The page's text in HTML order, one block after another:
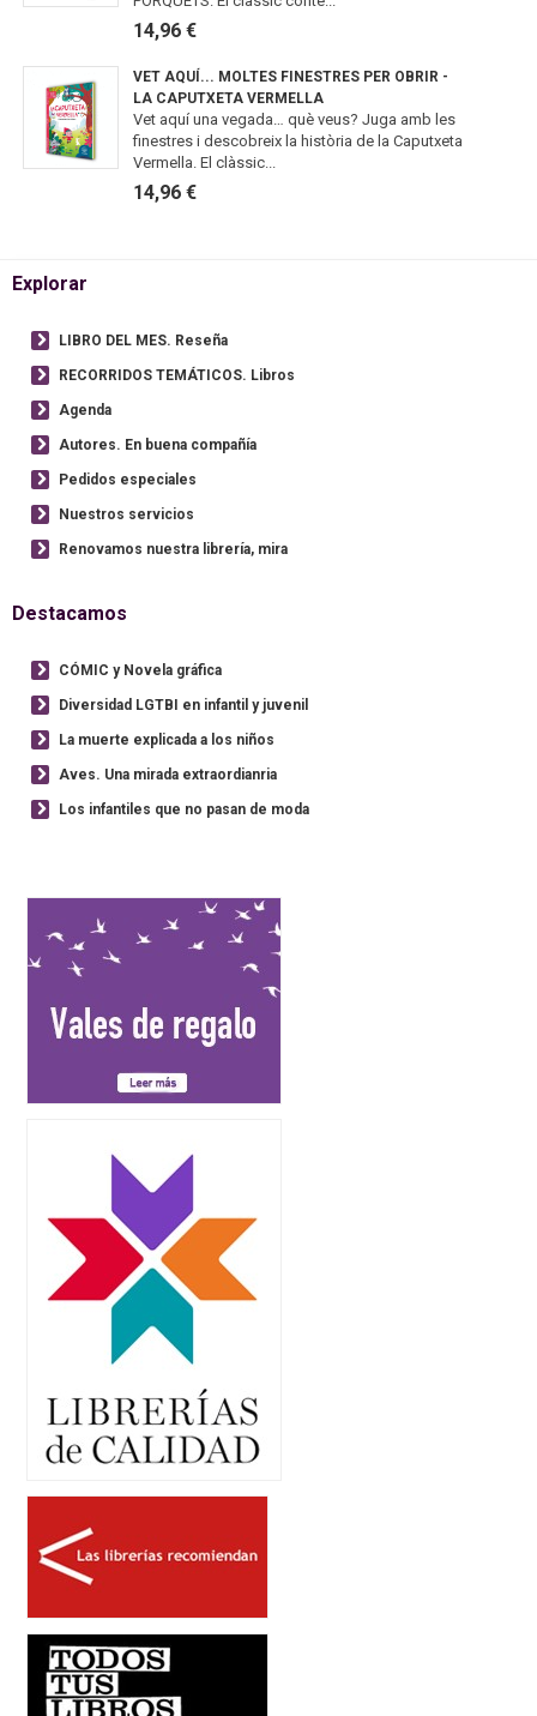
14,96 €
VET AQUÍ... MOLTES FINESTRES PER OBRIR -
LA CAPUTXETA VERMELLA
Vet aquí una vegada… què veus? Juga amb les
finestres i descobreix la història de la Caputxeta
Vermella. El clàssic...
14,96 €
Explorar
LIBRO DEL MES. Reseña
RECORRIDOS TEMÁTICOS. Libros
Agenda
Autores. En buena compañía
Pedidos especiales
Nuestros servicios
Renovamos nuestra librería, mira
Destacamos
CÓMIC y Novela gráfica
Diversidad LGTBI en infantil y juvenil
La muerte explicada a los niños
Aves. Una mirada extraordianria
Los infantiles que no pasan de moda